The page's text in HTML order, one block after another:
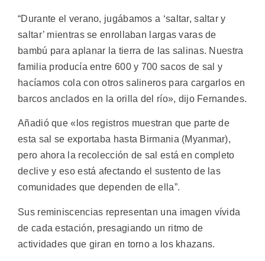
“Durante el verano, jugábamos a ‘saltar, saltar y
saltar’ mientras se enrollaban largas varas de
bambú para aplanar la tierra de las salinas. Nuestra
familia producía entre 600 y 700 sacos de sal y
hacíamos cola con otros salineros para cargarlos en
barcos anclados en la orilla del río», dijo Fernandes.
Añadió que «los registros muestran que parte de
esta sal se exportaba hasta Birmania (Myanmar),
pero ahora la recolección de sal está en completo
declive y eso está afectando el sustento de las
comunidades que dependen de ella”.
Sus reminiscencias representan una imagen vívida
de cada estación, presagiando un ritmo de
actividades que giran en torno a los khazans.